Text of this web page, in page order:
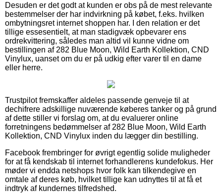
Desuden er det godt at kunden er obs på de mest relevante
bestemmelser der har indvirkning på købet, f.eks. hvilken
ombytningsret internet shoppen har. I den relation er det
tillige essesentielt, at man stadigvæk opbevarer ens
ordrekvittering, således man altid vil kunne vidne om
bestillingen af 282 Blue Moon, Wild Earth Kollektion, CND
Vinylux, uanset om du er på udkig efter varer til en dame
eller herre.
Trustpilot fremskaffer aldeles passende genveje til at
dechifrere adskillige nuværende køberes tanker og på grund
af dette stiller vi forslag om, at du evaluerer online
forretningens bedømmelser af 282 Blue Moon, Wild Earth
Kollektion, CND Vinylux inden du lægger din bestilling.
Facebook frembringer for øvrigt egentlig solide muligheder
for at få kendskab til internet forhandlerens kundefokus. Her
møder vi endda netshops hvor folk kan tilkendegive en
omtale af deres køb, hvilket tillige kan udnyttes til at få et
indtryk af kundernes tilfredshed.